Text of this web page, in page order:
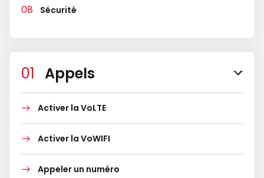
Sécurité
Appels
Activer la VoLTE
Activer la VoWIFI
Appeler un numéro